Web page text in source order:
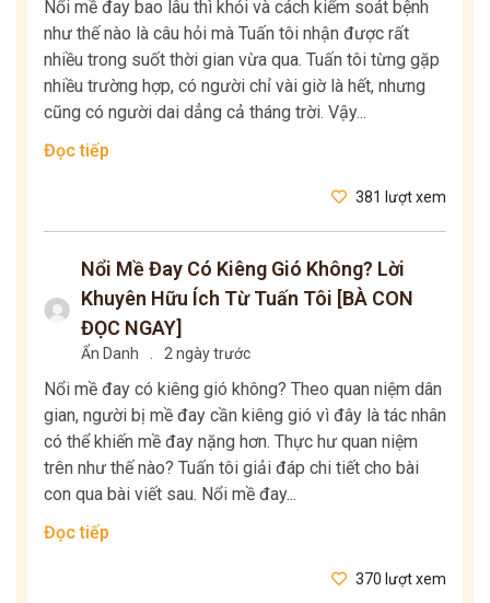
Nổi mề đay bao lâu thì khỏi và cách kiểm soát bệnh
như thế nào là câu hỏi mà Tuấn tôi nhận được rất
nhiều trong suốt thời gian vừa qua. Tuấn tôi từng gặp
nhiều trường hợp, có người chỉ vài giờ là hết, nhưng
cũng có người dai dẳng cả tháng trời. Vậy...
Đọc tiếp
381 lượt xem
Nổi Mề Đay Có Kiêng Gió Không? Lời
Khuyên Hữu Ích Từ Tuấn Tôi [BÀ CON
ĐỌC NGAY]
Ẩn Danh 2 ngày trước
Nổi mề đay có kiêng gió không? Theo quan niệm dân
gian, người bị mề đay cần kiêng gió vì đây là tác nhân
có thể khiến mề đay nặng hơn. Thực hư quan niệm
trên như thế nào? Tuấn tôi giải đáp chi tiết cho bài
con qua bài viết sau. Nổi mề đay...
Đọc tiếp
370 lượt xem